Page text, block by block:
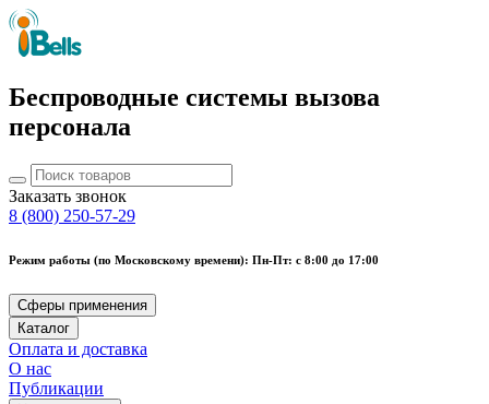
Беспроводные системы вызова
персонала
Заказать звонок
8 (800) 250-57-29
Режим работы (по Московскому времени): Пн-Пт: с 8:00 до 17:00
Сферы применения
Каталог
Оплата и доставка
О нас
Публикации